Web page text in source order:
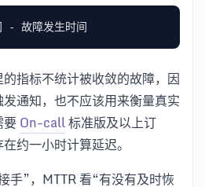
指标不统计被收敛的故障，因
通知，也不应该用来衡量真实
要On-call标准版及以上订
约一小时计算延迟。
手”，MTTR 看“有没有及时恢